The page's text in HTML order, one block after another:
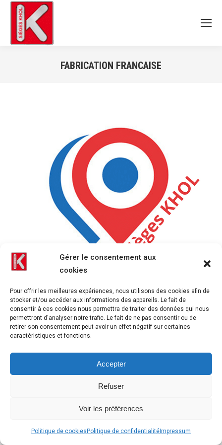
Gérer le consentement aux
cookies
Pour offrir les meilleures expériences, nous utilisons des cookies afin de
stocker et/ou accéder aux informations des appareils. Le fait de
consentir à ces cookies nous permettra de traiter des données qui nous
permettront d'analyser notre trafic. Le fait de ne pas consentir ou de
retirer son consentement peut avoir un effet négatif sur certaines
caractéristiques et fonctions.
Accepter
Refuser
Voir les préférences
Politique de cookies Politique de confidentialité Impressum
FABRICATION FRANCAISE
fabrication francaise